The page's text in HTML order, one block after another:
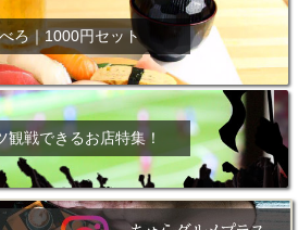
ろ｜1000円セット
観戦できるお店特集！